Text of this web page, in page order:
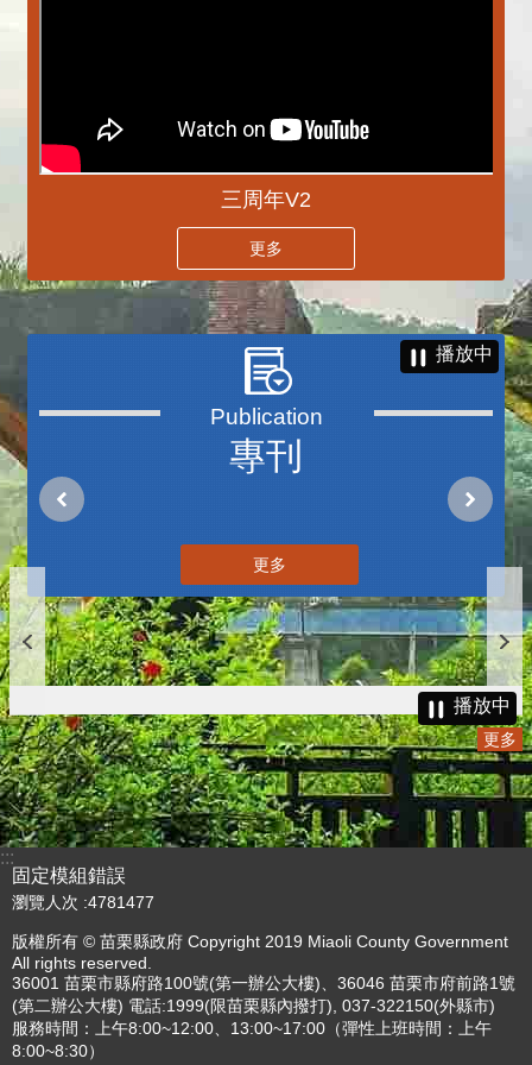
三周年V2
更多
專刊
播放中
更多
播放中
更多
:::
固定模組錯誤
瀏覽人次 4781477
版權所有 © 苗栗縣政府 Copyright 2019 Miaoli County Government
All rights reserved.
36001 苗栗市縣府路100號(第一辦公大樓)、36046 苗栗市府前路1號
(第二辦公大樓) 電話:1999(限苗栗縣內撥打), 037-322150(外縣市)
服務時間：上午8:00~12:00、13:00~17:00（彈性上班時間：上午
8:00~8:30）